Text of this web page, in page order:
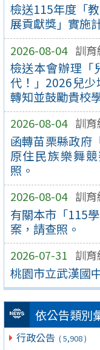
檢送115年度「
展貢獻獎」實施
2026-08-04 訓育
檢送本會辦理「
代！」2026兒
轉知並鼓勵貴校
2026-08-04 訓育
函轉苗栗縣政府
原住民族樂舞
照。
2026-08-04 訓育
有關本市「115
案，請查照。
2026-07-31 訓育
桃園市立武漢國
依公告類別
行政公告 ( 5,908 )